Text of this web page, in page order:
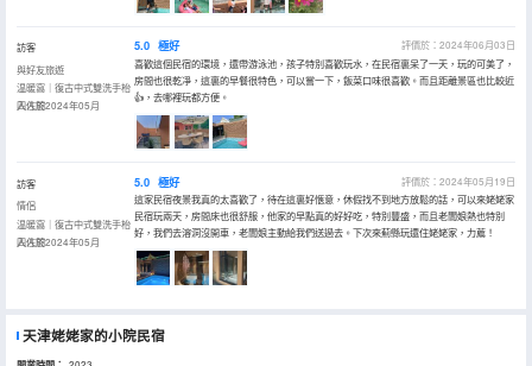
訪客
與好友旅遊
温暖窩｜復古中式雙洗手枱
四人間
入住於2024年05月
5.0 極好
評價於：2024年06月03日
喜歡這個民宿的環境，還帶游泳池，孩子特別喜歡玩水，在民宿裏呆了一天，玩的可美了，
房間也很乾凈，這裏的早餐很特色，可以嘗一下，飯菜口味很喜歡。而且距離景區也比較近
👍，去哪裡玩都方便。
訪客
情侶
温暖窩｜復古中式雙洗手枱
四人間
入住於2024年05月
5.0 極好
評價於：2024年05月19日
這家民宿夜景我真的太喜歡了，待在這裏好愜意，休假找不到地方放鬆的話，可以來姥姥家
民宿玩兩天，房間床也很舒服，他家的早點真的好好吃，特別豐盛，而且老闆娘熱也特別
好，我們去溶洞沒開車，老闆娘主動給我們送過去。下次來薊縣玩還住姥姥家，力薦！
天津姥姥家的小院民宿